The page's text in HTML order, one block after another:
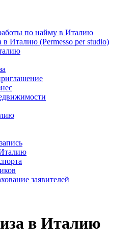
по найму в Италию
в Италию (Permesso per studio)
заявителей
в Италию